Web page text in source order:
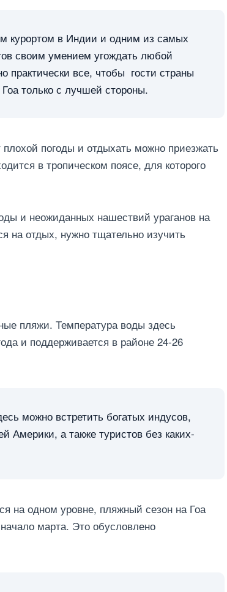
курортом в Индии и одним из самых
своим умением угождать любой
практически все, чтобы гости страны
только с лучшей стороны.
погоды и отдыхать можно приезжать
в тропическом поясе, для которого
и неожиданных нашествий ураганов на
на отдых, нужно тщательно изучить
пляжи. Температура воды здесь
и поддерживается в районе 24-26
можно встретить богатых индусов,
Америки, а также туристов без каких-
на одном уровне, пляжный сезон на Гоа
марта. Это обусловлено